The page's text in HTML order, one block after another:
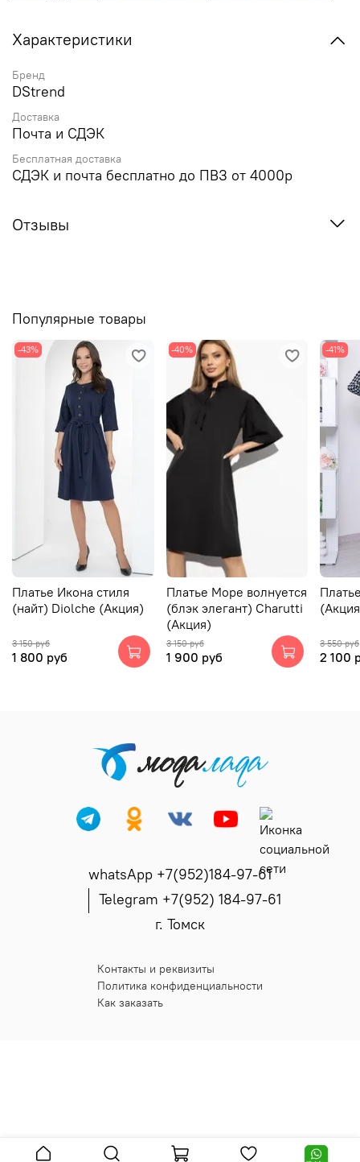
Характеристики
Бренд
DStrend
Доставка
Почта и СДЭК
Бесплатная доставка
СДЭК и почта бесплатно до ПВЗ от 4000р
Отзывы
Популярные товары
-43%
Платье Икона стиля
(найт) Diolche (Акция)
3 150 руб
1 800 руб
-40%
Платье Море волнуется
(блэк элегант) Charutti
(Акция)
3 150 руб
1 900 руб
-41%
3 550 руб
2 100
whatsApp +7(952)184-97-61
Telegram +7(952) 184-97-61
г. Томск
Контакты и реквизиты
Политика конфиденциальности
Как заказать